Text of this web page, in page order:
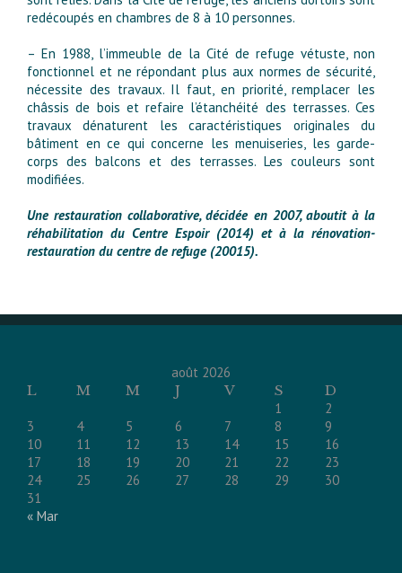
redécoupés en chambres de 8 à 10 personnes.
– En 1988, l’immeuble de la Cité de refuge vétuste, non
fonctionnel et ne répondant plus aux normes de sécurité,
nécessite des travaux. Il faut, en priorité, remplacer les
châssis de bois et refaire l’étanchéité des terrasses. Ces
travaux dénaturent les caractéristiques originales du
bâtiment en ce qui concerne les menuiseries, les garde-
corps des balcons et des terrasses. Les couleurs sont
modifiées.
Une restauration collaborative, décidée en 2007, aboutit à la
réhabilitation du Centre Espoir (2014) et à la rénovation-
restauration du centre de refuge (20015).
août 2026
L
M M J V S
D
1
2
3
4 5 6 7 8
9
10
11 12 13 14 15
16
17
18 19 20 21 22
23
24
25 26 27 28 29
30
31
« Mar